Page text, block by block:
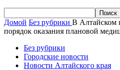
Домой Без рубрики В Алтайском
порядок оказания плановой
Без рубрики
Городские новости
Новости Алтайского края